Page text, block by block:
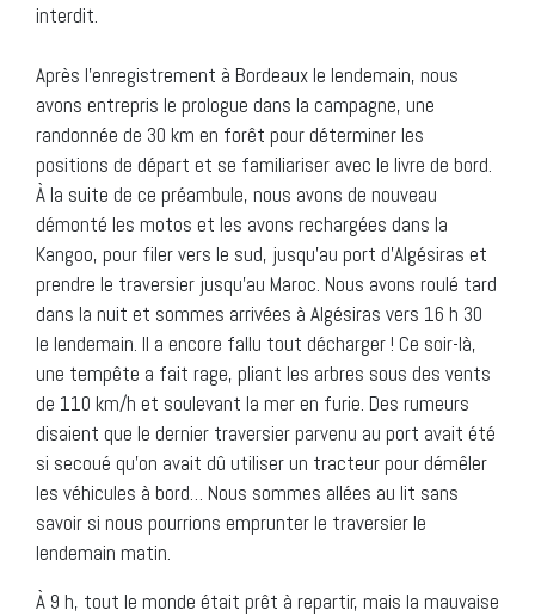
interdit.
Après l’enregistrement à Bordeaux le lendemain, nous
avons entrepris le prologue dans la campagne, une
randonnée de 30 km en forêt pour déterminer les
positions de départ et se familiariser avec le livre de bord.
À la suite de ce préambule, nous avons de nouveau
démonté les motos et les avons rechargées dans la
Kangoo, pour filer vers le sud, jusqu’au port d’Algésiras et
prendre le traversier jusqu’au Maroc. Nous avons roulé tard
dans la nuit et sommes arrivées à Algésiras vers 16 h 30
le lendemain. Il a encore fallu tout décharger ! Ce soir-là,
une tempête a fait rage, pliant les arbres sous des vents
de 110 km/h et soulevant la mer en furie. Des rumeurs
disaient que le dernier traversier parvenu au port avait été
si secoué qu’on avait dû utiliser un tracteur pour démêler
les véhicules à bord… Nous sommes allées au lit sans
savoir si nous pourrions emprunter le traversier le
lendemain matin.
À 9 h, tout le monde était prêt à repartir, mais la mauvaise